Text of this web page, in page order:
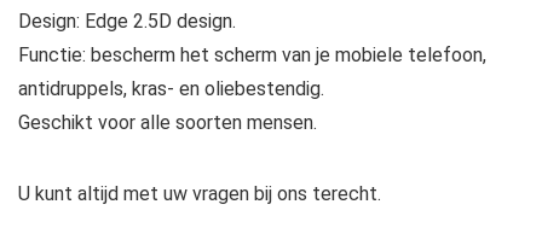
Design: Edge 2.5D design.
Functie: bescherm het scherm van je mobiele telefoon,
antidruppels, kras- en oliebestendig.
Geschikt voor alle soorten mensen.
U kunt altijd met uw vragen bij ons terecht.